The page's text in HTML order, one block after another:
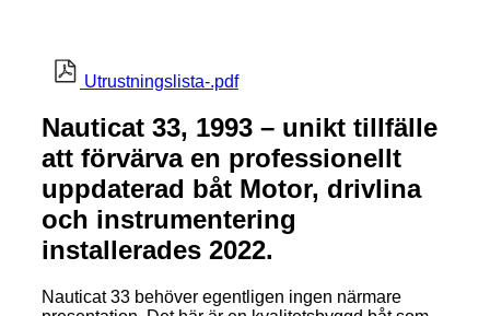
Utrustningslista-.pdf
Nauticat 33, 1993 – unikt tillfälle
att förvärva en professionellt
uppdaterad båt Motor, drivlina
och instrumentering
installerades 2022.
Nauticat 33 behöver egentligen ingen närmare